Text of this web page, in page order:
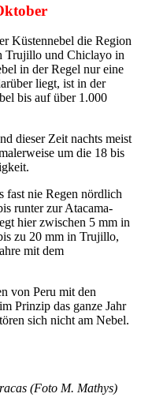
Küstennebel die Region
Trujillo und Chiclayo in
in der Regel nur eine
liegt, ist in der
bis auf über 1.000
dieser Zeit nachts meist
um die 18 bis
fast nie Regen nördlich
runter zur Atacama-
hier zwischen 5 mm in
zu 20 mm in Trujillo,
mit dem
von Peru mit den
Prinzip das ganze Jahr
sich nicht am Nebel.
(Foto M. Mathys)